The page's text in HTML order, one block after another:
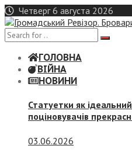
Skip
to
content
Четверг 6 августа 2026
ГОЛОВНА
ВІЙНА
НОВИНИ
Статуетки як
поціновувачів
03.06.2026